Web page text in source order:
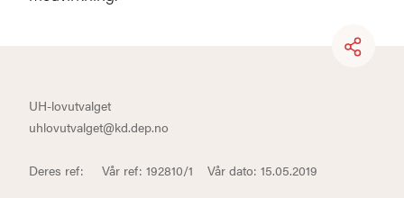
UH-lovutvalget
uhlovutvalget@kd.dep.no
Deres ref: Vår ref: 192810/1 Vår dato: 15.05.2019